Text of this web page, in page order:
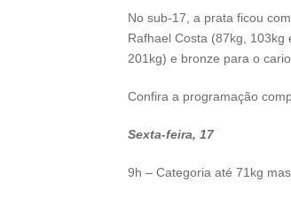
No sub-17, a prata ficou
Rafhael Costa (87kg, 103kg
201kg) e bronze para o
Confira a programação
Sexta-feira, 17
9h – Categoria até 71kg